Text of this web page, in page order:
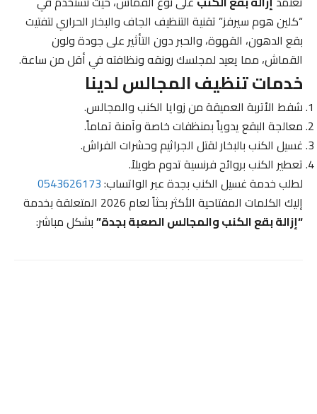
“كلين هوم سيرفز” تقنية التنظيف الجاف والبخار الحراري لتفتيت
بقع الدهون، القهوة، والحبر دون التأثير على جودة ولون
القماش، مما يعيد لمجلسك رونقه ونظافته في أقل من ساعة.
خدمات تنظيف المجالس لدينا
شفط الأتربة العميقة من زوايا الكنب والمجالس.
معالجة البقع يدوياً بمنظفات خاصة وآمنة تماماً.
غسيل الكنب بالبخار لقتل الجراثيم وحشرات الفراش.
تعطير الكنب بروائح فرنسية تدوم طويلاً.
لطلب خدمة غسيل الكنب بجدة عبر الواتساب:0543626173
إليك الكلمات المفتاحية الأكثر بحثاً لعام 2026 المتعلقة بخدمة
“إزالة بقع الكنب والمجالس الصعبة بجدة”بشكل مباشر: